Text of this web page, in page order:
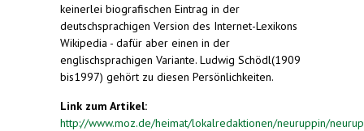
keinerlei biografischen Eintrag in der
deutschsprachigen Version des Internet-Lexikons
Wikipedia - dafür aber einen in der
englischsprachigen Variante. Ludwig Schödl(1909
bis1997) gehört zu diesen Persönlichkeiten.
Link zum Artikel:
http://www.moz.de/heimat/lokalredaktionen/neuruppin/